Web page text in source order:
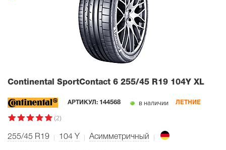
Continental SportContact 6 255/45 R19 104Y XL
АРТИКУЛ: 144568 в наличии ЛЕТНИЕ
(2)
255/45 R19 104 Y Асимметричный